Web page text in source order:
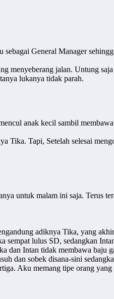
General Manager
menyeberang jalan. Untung
lukanya tidak parah.
anak kecil sambil
Tika. Tapi, Setelah selesai
untuk malam ini saja. Terus
adiknya Tika, yang
lulus SD, sedangkan
dan Intan tidak membawa baju
dan sobek disana-sini
Aku memang tipe orang